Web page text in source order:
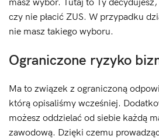
masz wybór. Tutaj to Ty
czy nie płacić ZUS. W przypadku
nie masz takiego wyboru.
Ograniczone ryzyko
Ma to związek z ograniczoną
którą opisaliśmy wcześniej.
możesz oddzielać od siebie każdą
zawodową. Dzięki czemu